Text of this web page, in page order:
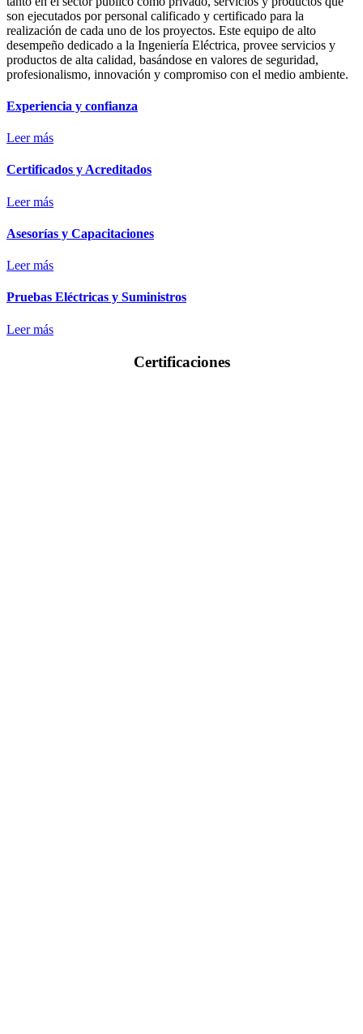
son ejecutados por personal calificado y certificado para la
realización de cada uno de los proyectos. Este equipo de alto
desempeño dedicado a la Ingeniería Eléctrica, provee servicios y
productos de alta calidad, basándose en valores de seguridad,
profesionalismo, innovación y compromiso con el medio ambiente.
Experiencia y confianza
Leer más
Certificados y Acreditados
Leer más
Asesorías y Capacitaciones
Leer más
Pruebas Eléctricas y Suministros
Leer más
Certificaciones